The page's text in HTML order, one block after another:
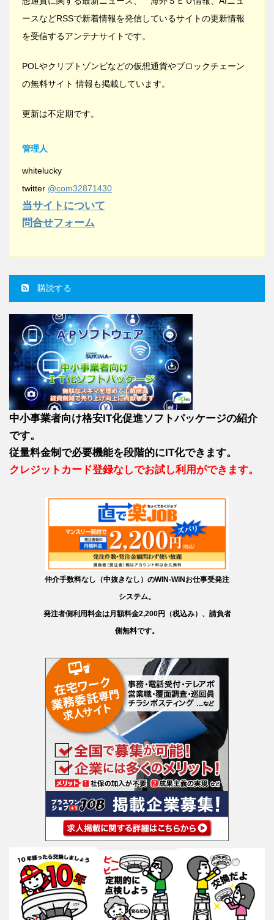
ースなどRSSで新着情報を発信しているサイトの更新情報
を受信するアンテナサイトです。
POLやクリプトゾンビなどの仮想通貨やブロックチェーン
の無料サイト 情報も掲載しています。
更新は不定期です。
管理人
whitelucky
twitter @com32871430
当サイトについて
問合せフォーム
購読する
中小事業者向け格安IT化促進ソフトパッケージの紹介
です。
従量料金制で必要機能を段階的にIT化できます。
クレジットカード登録なしでお試し利用ができます。
仲介手数料なし（中抜きなし）のWIN-WINお仕事受発注
システム。
発注者側利用料金は月額料金2,200円（税込み）、請負者
側無料です。